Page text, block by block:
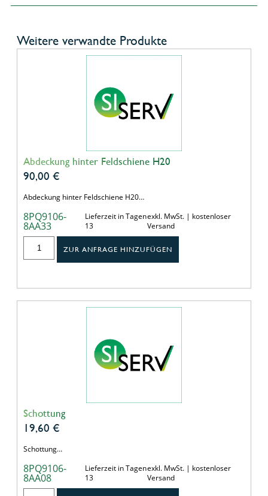
Weitere verwandte Produkte
Abdeckung hinter Feldschiene H20
90,00 €
Abdeckung hinter Feldschiene H20…
8PQ9106-
8AA33
Lieferzeit in Tagen
13
exkl. MwSt. | kostenloser
Versand
ZUR ANFRAGE HINZUFÜGEN
Schottung
19,60 €
Schottung…
8PQ9106-
8AA08
Lieferzeit in Tagen
13
exkl. MwSt. | kostenloser
Versand